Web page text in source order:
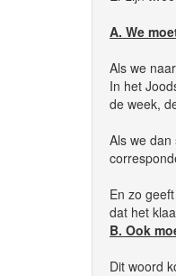
A. We
Als we
In het
de week,
Als we dan
En zo
dat het
B. Ook
Dit woord